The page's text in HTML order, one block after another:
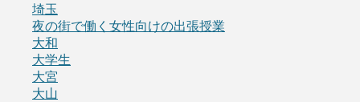
埼玉
夜の街で働く女性向けの出張授業
大和
大学生
大宮
大山